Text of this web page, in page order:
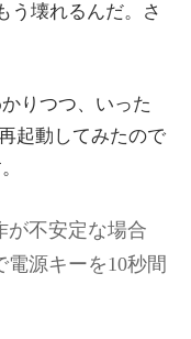
う壊れるんだ。さ
りつつ、いった
起動してみたので
が不安定な場合
源キーを10秒間